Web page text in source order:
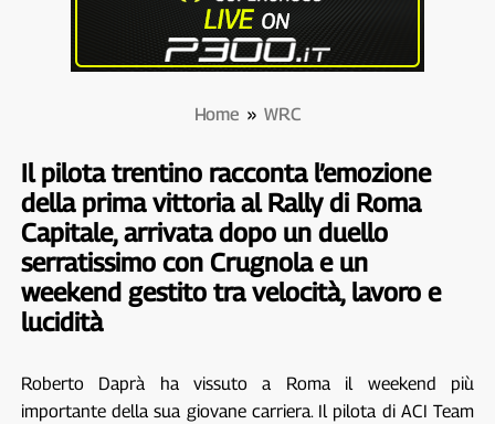
Home »WRC
Il pilota trentino racconta l’emozione
della prima vittoria al Rally di Roma
Capitale, arrivata dopo un duello
serratissimo con Crugnola e un
weekend gestito tra velocità, lavoro e
lucidità
Roberto Daprà ha vissuto a Roma il weekend più
importante della sua giovane carriera. Il pilota di ACI Team